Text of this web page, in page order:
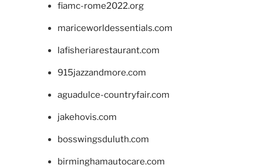
fiamc-rome2022.org
mariceworldessentials.com
lafisheriarestaurant.com
915jazzandmore.com
aguadulce-countryfair.com
jakehovis.com
bosswingsduluth.com
birminghamautocare.com